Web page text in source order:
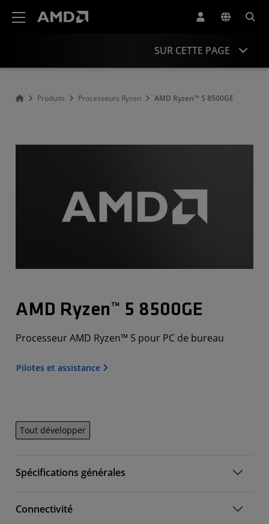
SUR CETTE PAGE
Produits Processeurs Ryzen AMD Ryzen™ 5 8500GE
AMD Ryzen™ 5 8500GE
Processeur AMD Ryzen™ 5 pour PC de bureau
Pilotes et assistance
Tout développer
Spécifications générales
Connectivité